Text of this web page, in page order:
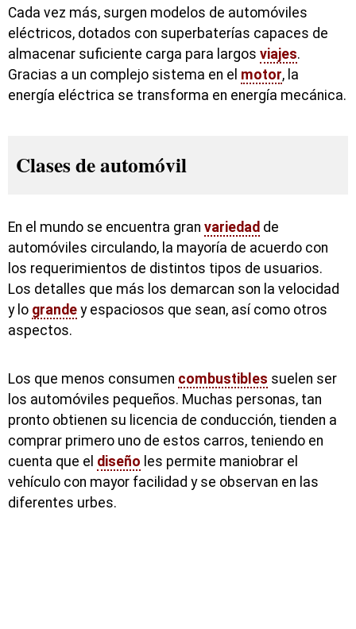
Cada vez más, surgen modelos de automóviles
eléctricos, dotados con superbaterías capaces de
almacenar suficiente carga para largos viajes.
Gracias a un complejo sistema en el motor, la
energía eléctrica se transforma en energía mecánica.
Clases de automóvil
En el mundo se encuentra gran variedad de
automóviles circulando, la mayoría de acuerdo con
los requerimientos de distintos tipos de usuarios.
Los detalles que más los demarcan son la velocidad
y lo grande y espaciosos que sean, así como otros
aspectos.
Los que menos consumen combustibles suelen ser
los automóviles pequeños. Muchas personas, tan
pronto obtienen su licencia de conducción, tienden a
comprar primero uno de estos carros, teniendo en
cuenta que el diseño les permite maniobrar el
vehículo con mayor facilidad y se observan en las
diferentes urbes.